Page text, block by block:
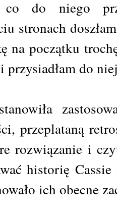
co do niego
stronach
na początku
przysiadłam do
przeplataną
rozwiązanie i
historię
ich obecne